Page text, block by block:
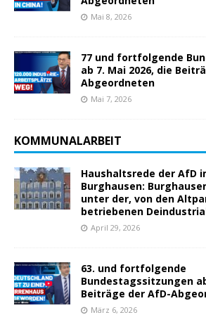
Mai 8, 2026
77 und fortfolgende
ab 7. Mai 2026, die
Abgeordneten
Mai 7, 2026
KOMMUNALARBEIT
Haushaltsrede der AfD
Burghausen:
unter der, von den
betriebenen
April 29, 2026
63. und fortfolgende
Bundestagssitzungen
Beiträge der AfD-
März 6, 2026